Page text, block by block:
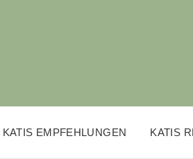
KATIS EMPFEHLUNGEN KATIS